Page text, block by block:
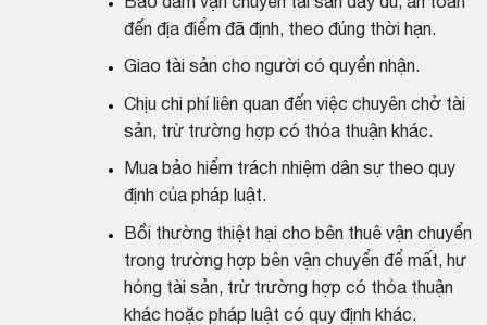
đến địa điểm đã định, theo đúng thời hạn.
Giao tài sản cho người có quyền nhận.
Chịu chi phí liên quan đến việc chuyên chở tài
sản, trừ trường hợp có thỏa thuận khác.
Mua bảo hiểm trách nhiệm dân sự theo quy
định của pháp luật.
Bồi thường thiệt hại cho bên thuê vận chuyển
trong trường hợp bên vận chuyển để mất, hư
hỏng tài sản, trừ trường hợp có thỏa thuận
khác hoặc pháp luật có quy định khác.